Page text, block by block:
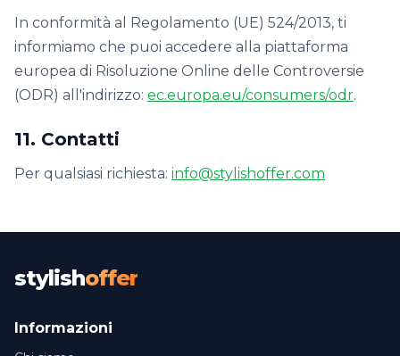
In conformità al Regolamento (UE) 524/2013, ti
informiamo che puoi accedere alla piattaforma
europea di Risoluzione Online delle Controversie
(ODR) all'indirizzo: ec.europa.eu/consumers/odr.
11. Contatti
Per qualsiasi richiesta: info@stylishoffer.com
stylishoffer
Informazioni